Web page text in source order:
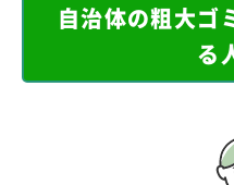
自治体の粗大ゴ
る